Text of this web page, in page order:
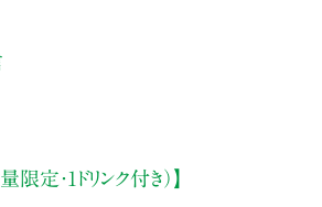
定・1ドリンク付き）】